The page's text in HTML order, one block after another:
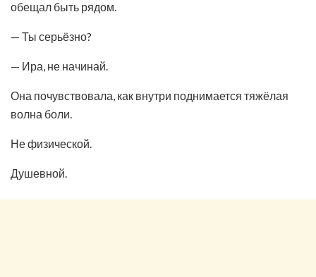
обещал быть рядом.
— Ты серьёзно?
— Ира, не начинай.
Она почувствовала, как внутри поднимается тяжёлая
волна боли.
Не физической.
Душевной.